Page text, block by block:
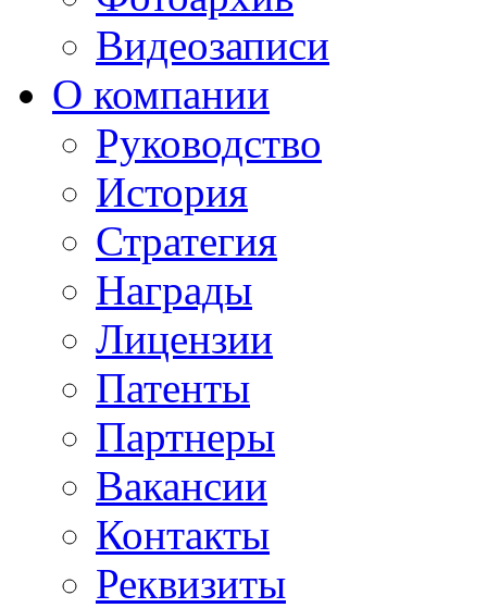
Видеозаписи
О компании
Руководство
История
Стратегия
Награды
Лицензии
Патенты
Партнеры
Вакансии
Контакты
Реквизиты